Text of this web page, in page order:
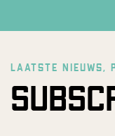
LAATSTE NIEUWS,